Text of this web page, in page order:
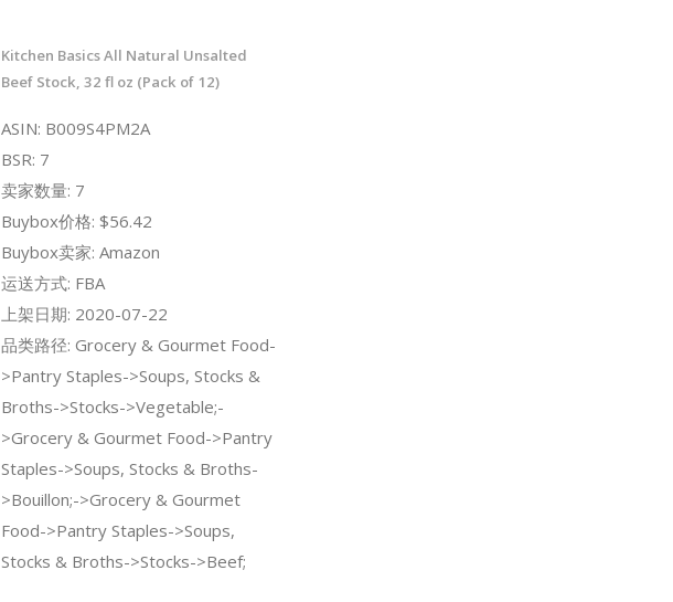
Kitchen Basics All Natural Unsalted
Beef Stock, 32 fl oz (Pack of 12)
ASIN: B009S4PM2A
BSR: 7
卖家数量: 7
Buybox价格: $56.42
Buybox卖家: Amazon
运送方式: FBA
上架日期: 2020-07-22
品类路径: Grocery & Gourmet Food-
>Pantry Staples->Soups, Stocks &
Broths->Stocks->Vegetable;-
>Grocery & Gourmet Food->Pantry
Staples->Soups, Stocks & Broths-
>Bouillon;->Grocery & Gourmet
Food->Pantry Staples->Soups,
Stocks & Broths->Stocks->Beef;